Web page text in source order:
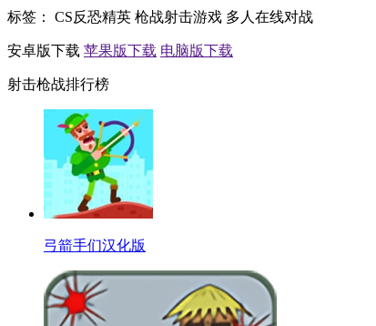
标签： CS反恐精英 枪战射击游戏 多人在线对战
安卓版下载 苹果版下载 电脑版下载
射击枪战排行榜
弓箭手们汉化版